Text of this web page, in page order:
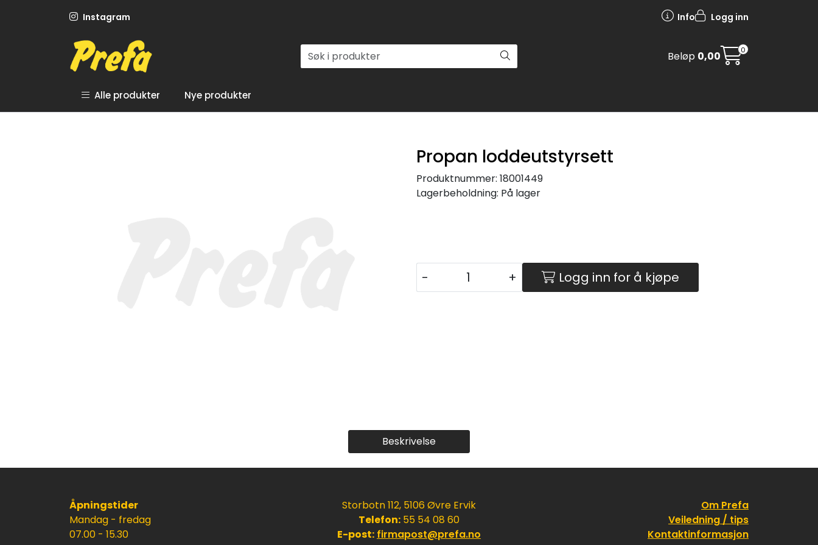
Instagram Info Logg inn
Beløp 0,00 0
Alle produkter Nye produkter
Propan loddeutstyrsett
Produktnummer: 18001449
Lagerbeholdning: På lager
- + Logg inn for å kjøpe
Beskrivelse
Åpningstider
Mandag - fredag
07.00 - 15.30
Storbotn 112, 5106 Øvre Ervik
Telefon: 55 54 08 60
E-post: firmapost@prefa.no
Om Prefa
Veiledning / tips
Kontaktinformasjon